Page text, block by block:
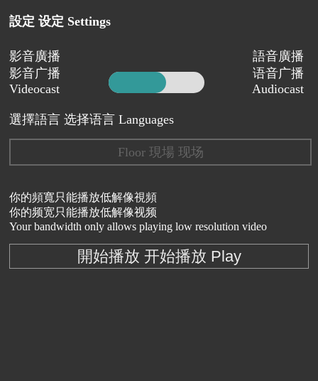
設定 设定 Settings
影音廣播
影音广播
Videocast
語音廣播
语音广播
Audiocast
選擇語言 选择语言 Languages
Floor 現場 现场
你的頻寬只能播放低解像視頻
你的频宽只能播放低解像视频
Your bandwidth only allows playing low resolution video
開始播放 开始播放 Play